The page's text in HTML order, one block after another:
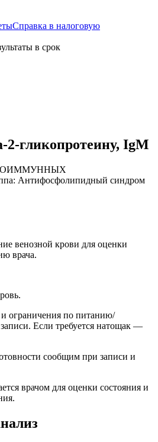
Справка в налоговую
в срок
2-гликопротеину, IgM
Антифосфолипидный синдром
венозной крови для оценки
врача.
ограничения по питанию/
Если требуется натощак —
сообщим при записи и
врачом для оценки состояния и